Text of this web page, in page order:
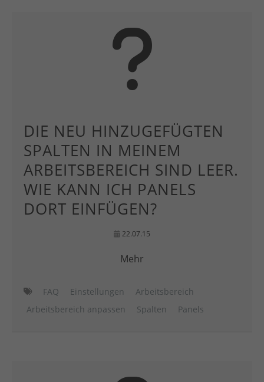
DIE NEU HINZUGEFÜGTEN
SPALTEN IN MEINEM
ARBEITSBEREICH SIND LEER.
WIE KANN ICH PANELS
DORT EINFÜGEN?
22.07.15
Mehr
FAQ Einstellungen
Arbeitsbereich
Arbeitsbereich anpassen
Spalten Panels